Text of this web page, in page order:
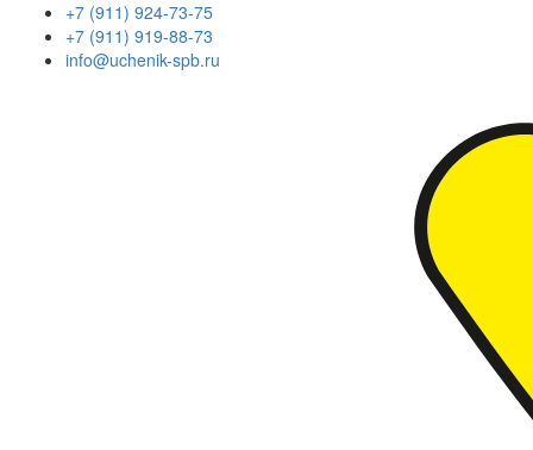
+7 (911) 924-73-75
+7 (911) 919-88-73
info@uchenik-spb.ru